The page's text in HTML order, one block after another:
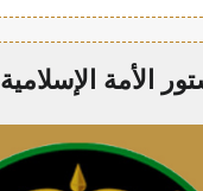
الأمة الإسلامية